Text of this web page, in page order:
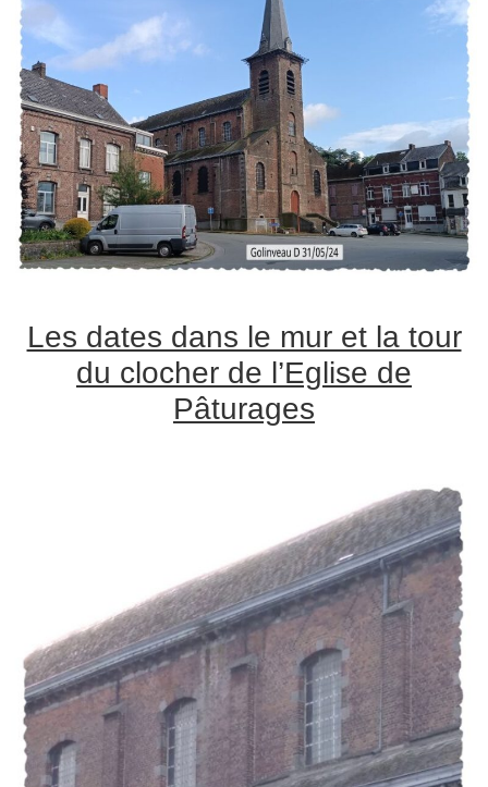
Les dates dans le mur et la tour
du clocher de l’Eglise de
Pâturages